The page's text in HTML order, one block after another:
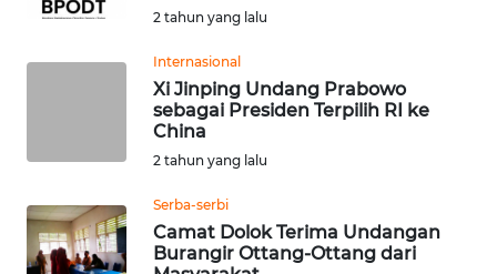
2 tahun yang lalu
Internasional
Xi Jinping Undang Prabowo
sebagai Presiden Terpilih RI ke
China
2 tahun yang lalu
Serba-serbi
Camat Dolok Terima Undangan
Burangir Ottang-Ottang dari
SIBER
REDAKSI